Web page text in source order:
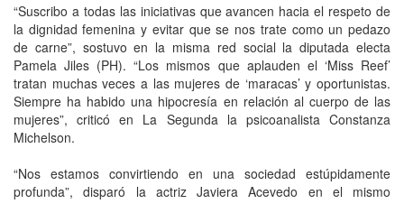
“Suscribo a todas las iniciativas que avancen hacia el respeto de
la dignidad femenina y evitar que se nos trate como un pedazo
de carne”, sostuvo en la misma red social la diputada electa
Pamela Jiles (PH). “Los mismos que aplauden el ‘Miss Reef’
tratan muchas veces a las mujeres de ‘maracas’ y oportunistas.
Siempre ha habido una hipocresía en relación al cuerpo de las
mujeres”, criticó en La Segunda la psicoanalista Constanza
Michelson.
“Nos estamos convirtiendo en una sociedad estúpidamente
profunda”, disparó la actriz Javiera Acevedo en el mismo